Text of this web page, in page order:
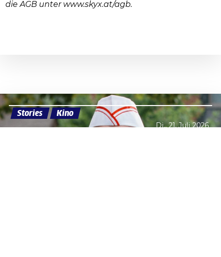
die AGB unter www.skyx.at/agb.
Stories Kino
Di., 21. Juli 2026